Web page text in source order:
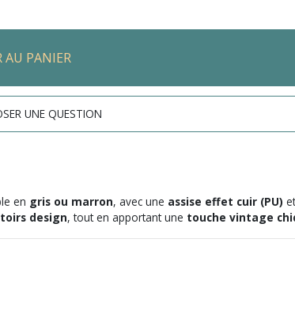
AU PANIER
UNE QUESTION
en gris ou marron, avec une assise effet cuir (PU)
design, tout en apportant une touche vintage